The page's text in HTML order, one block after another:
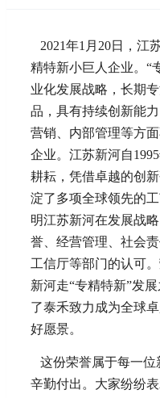
2021年1月20日，江
精特新小巨人企业。“
业化发展战略，长期
品，具有持续创新能
营销、内部管理等方
企业。江苏新河自
耕耘，凭借卓越的创
淀了多项全球领先的
明江苏新河在发展战
誉、经营管理、社会
工信厅等部门的认可
新河走“专精特新”发
了泰禾致力成为全球
好愿景。
这份荣誉属于每一位
辛勤付出。大家纷纷